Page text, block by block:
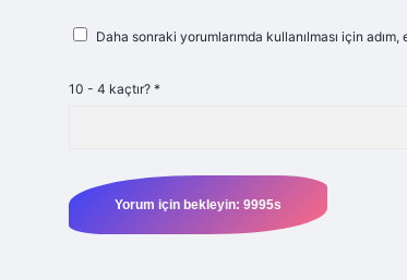
Daha sonraki yorumlarımda kullanılması için
10 - 4 kaçtır? *